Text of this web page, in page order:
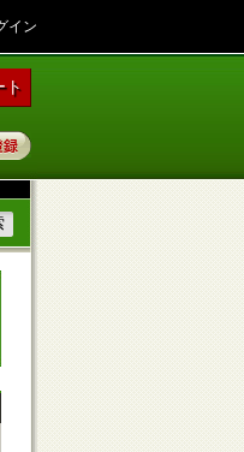
イン
ト